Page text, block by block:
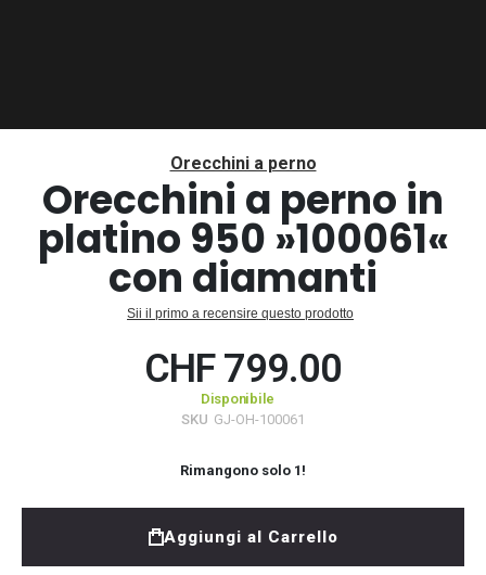
galleria
immagini
Orecchini a perno
Orecchini a perno in
platino 950 »100061«
con diamanti
Sii il primo a recensire questo prodotto
CHF 799.00
Disponibile
SKU GJ-OH-100061
Rimangono solo 1 !
Aggiungi al Carrello